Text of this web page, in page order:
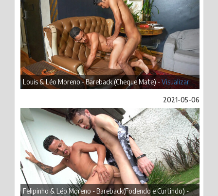
Louis & Léo Moreno - Bareback (Cheque Mate) -Visualizar
2021-05-06
Felipinho & Léo Moreno - Bareback(Fodendo e Curtindo) -